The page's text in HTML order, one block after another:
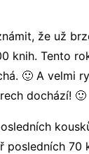
že už
knih. Tento
🙂 A velmi
dochází! 🙂
posledních 70